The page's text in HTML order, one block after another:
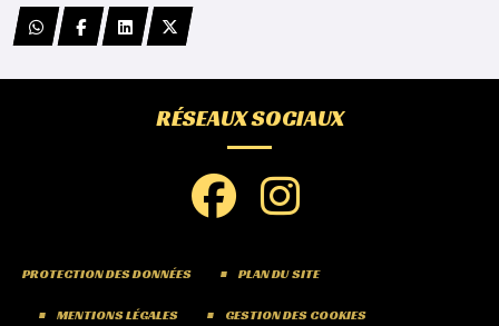
RÉSEAUX SOCIAUX
PROTECTION DES DONNÉES PLAN DU SITE
MENTIONS LÉGALES GESTION DES COOKIES